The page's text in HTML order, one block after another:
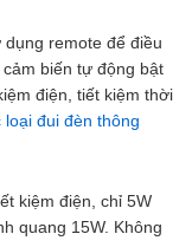
remote để điều
biến tự động bật
điện, tiết kiệm thời
đui đèn thông
kiệm điện, chỉ 5W
quang 15W. Không